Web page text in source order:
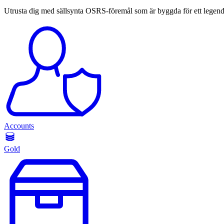
Utrusta dig med sällsynta OSRS-föremål som är byggda för ett
Accounts
Gold